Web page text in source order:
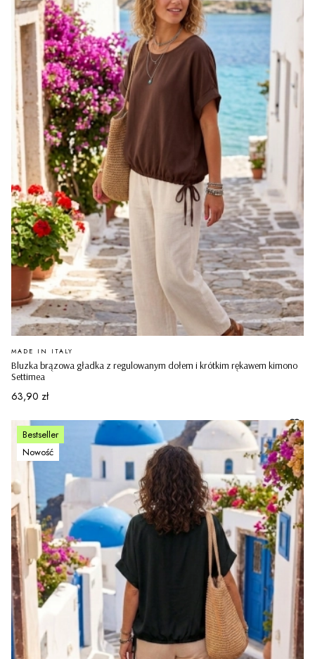
Bluzka brązowa gładka z regulowanym dołem i krótkim rękawem kimono
Settimea
PRODUCENT
MADE IN ITALY
Cena
63,90 zł
Bestseller
Nowość